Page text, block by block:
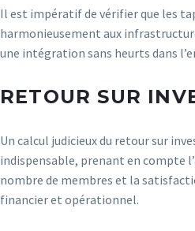
Il est impératif de vérifier que les
harmonieusement aux
une intégration sans heurts dans
RETOUR SUR
Un calcul judicieux du retour sur
indispensable, prenant en compte
nombre de membres et la
financier et opérationnel.